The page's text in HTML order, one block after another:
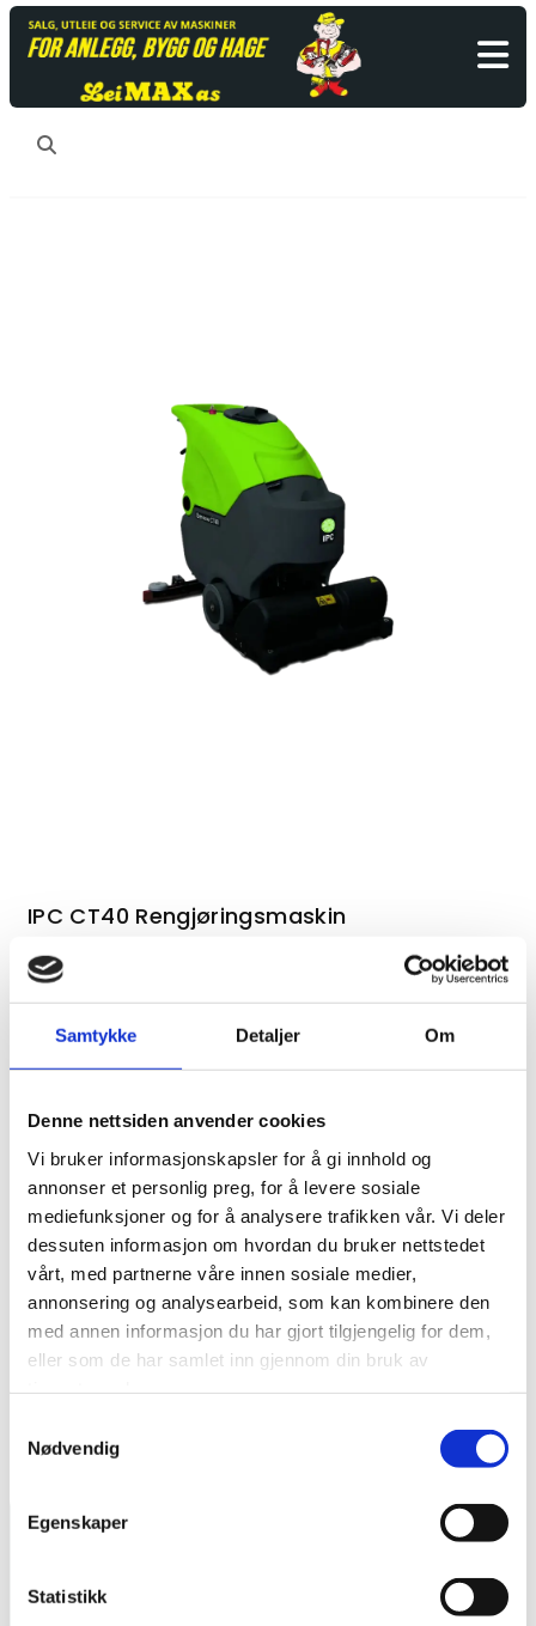
Samtykke Detaljer Om
Denne nettsiden anvender cookies
Vi bruker informasjonskapsler for å gi innhold og
annonser et personlig preg, for å levere sosiale
mediefunksjoner og for å analysere trafikken vår. Vi deler
dessuten informasjon om hvordan du bruker nettstedet
vårt, med partnerne våre innen sosiale medier,
annonsering og analysearbeid, som kan kombinere den
med annen informasjon du har gjort tilgjengelig for dem,
eller som de har samlet inn gjennom din bruk av
Nødvendig
Egenskaper
Statistikk
IPC CT40 Rengjøringsmaskin
Kapasitet: 2.310 m2/t
Vaskebredde: 550mm
Bredde for oppsuging: 815mm
Rentvanntank: 40 l
Skittenvanntank: 50 l